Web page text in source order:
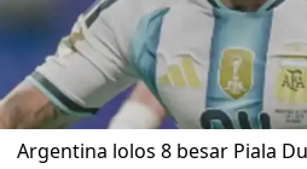
Argentina lolos 8 besar Piala